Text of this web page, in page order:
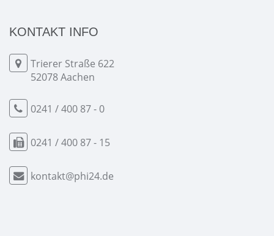
KONTAKT INFO
Trierer Straße 622
52078 Aachen
0241 / 400 87 - 0
0241 / 400 87 - 15
kontakt@phi24.de